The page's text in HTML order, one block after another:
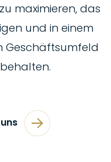
maximieren, das
und in einem
Geschäftsumfeld